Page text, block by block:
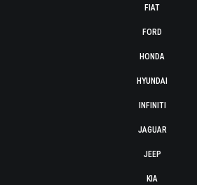
FIAT
FORD
HONDA
HYUNDAI
INFINITI
JAGUAR
JEEP
KIA